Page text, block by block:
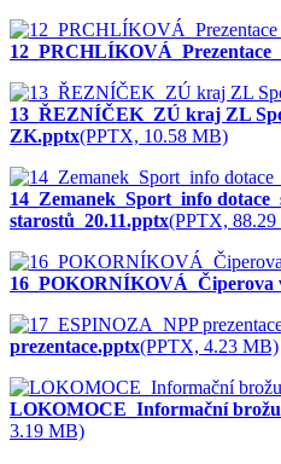
13_ŘEZNÍČEK_ZÚ kraj ZL
ZK.pptx(PPTX, 10.58 MB)
14_Zemanek_Sport_info
starostů_20.11.pptx(PPTX,
16_POKORNÍKOVÁ_Čiperova
prezentace.pptx(PPTX, 4.23 MB)
LOKOMOCE_Informační
3.19 MB)